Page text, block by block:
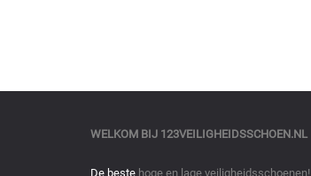
WELKOM BIJ 123VEILIGHEIDSSCHOEN.NL
De beste hoge en lage veiligheidsschoenen!